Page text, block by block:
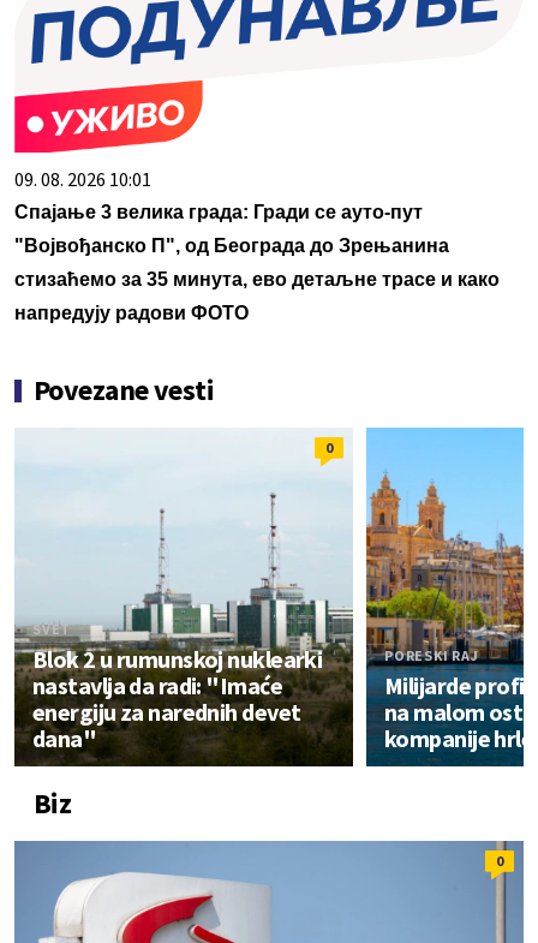
09. 08. 2026 10:01
Спајање 3 велика града: Гради се ауто-пут
"Војвођанско П", од Београда до Зрењанина
стизаћемо за 35 минута, ево детаљне трасе и како
напредују радови ФОТО
Povezane vesti
0
SVET
Blok 2 u rumunskoj nuklearki
nastavlja da radi: "Imaće
energiju za narednih devet
dana"
PORESKI RAJ
Milijarde
na malom
kompanije
Biz
0